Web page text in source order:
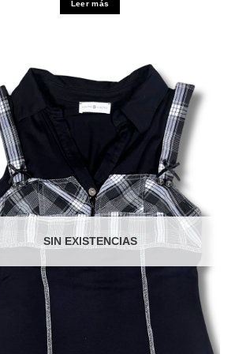
Leer más
SIN EXISTENCIAS